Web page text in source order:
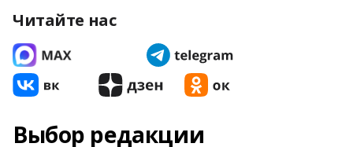
Читайте нас
Выбор редакции